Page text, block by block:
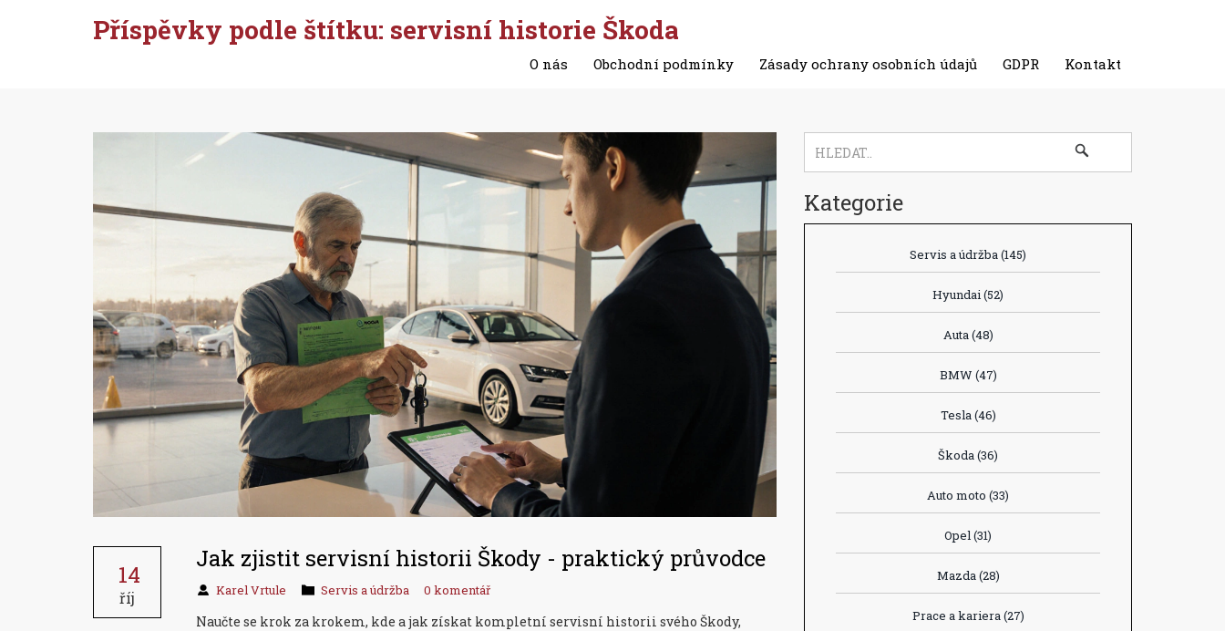
Příspěvky podle štítku: servisní historie Škoda
O nás Obchodní podmínky Zásady ochrany osobních údajů GDPR Kontakt
14
říj
Jak zjistit servisní historii Škody - praktický průvodce
Karel Vrtule Servis a údržba 0 komentář
Naučte se krok za krokem, kde a jak získat kompletní servisní historii svého Škody,
Kategorie
Servis a údržba(145)
Hyundai(52)
Auta(48)
BMW (47)
Tesla(46)
Škoda(36)
Auto moto (33)
Opel(31)
Mazda(28)
Prace a kariera(27)